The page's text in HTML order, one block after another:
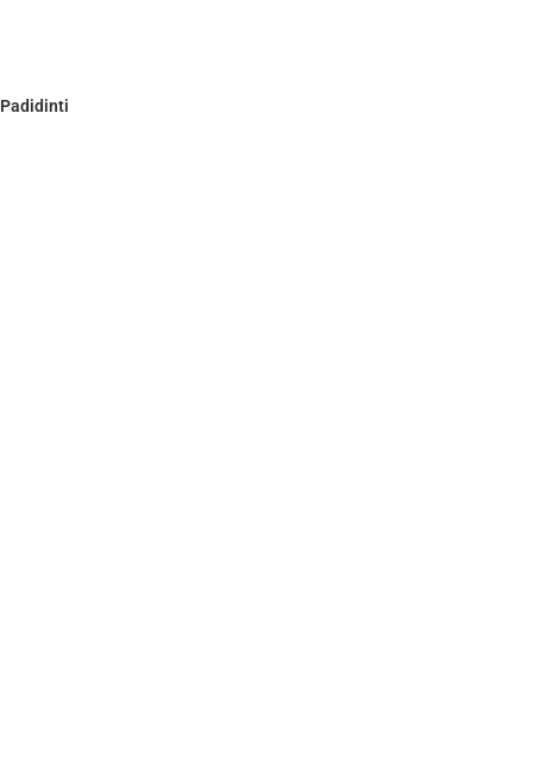
Padidinti